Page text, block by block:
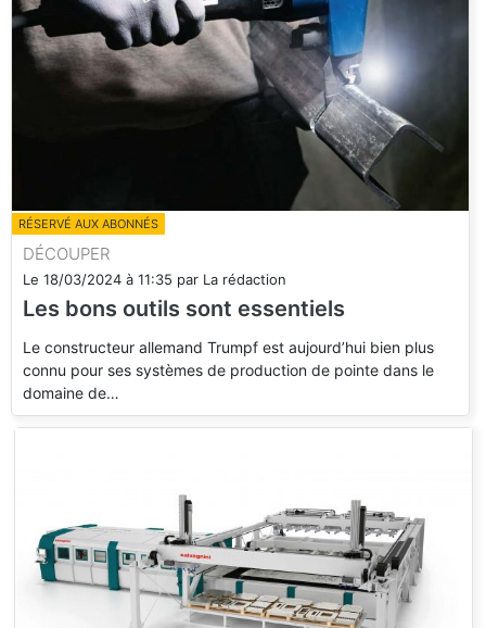
RÉSERVÉ AUX ABONNÉS
DÉCOUPER
Le 18/03/2024 à 11:35 par La rédaction
Les bons outils sont essentiels
Le constructeur allemand Trumpf est aujourd’hui bien plus
connu pour ses systèmes de production de pointe dans le
domaine de…